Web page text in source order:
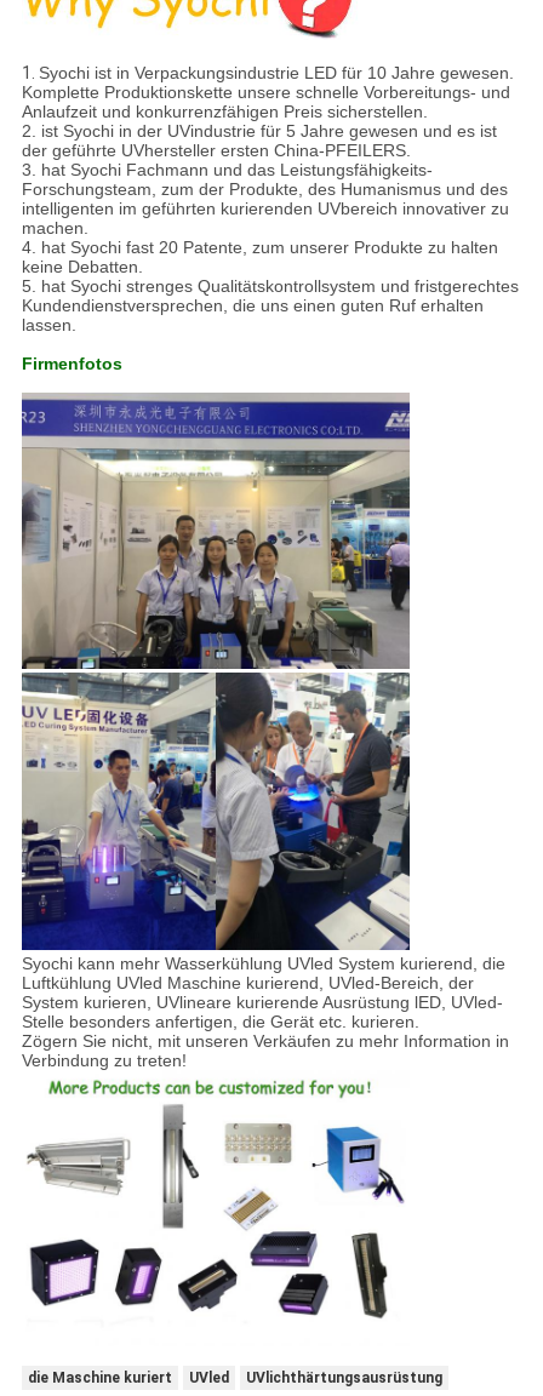
1. Syochi ist in Verpackungsindustrie LED für 10 Jahre gewesen.
Komplette Produktionskette unsere schnelle Vorbereitungs- und
Anlaufzeit und konkurrenzfähigen Preis sicherstellen.
2. ist Syochi in der UVindustrie für 5 Jahre gewesen und es ist
der geführte UVhersteller ersten China-PFEILERS.
3. hat Syochi Fachmann und das Leistungsfähigkeits-
Forschungsteam, zum der Produkte, des Humanismus und des
intelligenten im geführten kurierenden UVbereich innovativer zu
machen.
4. hat Syochi fast 20 Patente, zum unserer Produkte zu halten
keine Debatten.
5. hat Syochi strenges Qualitätskontrollsystem und fristgerechtes
Kundendienstversprechen, die uns einen guten Ruf erhalten
lassen.
Firmenfotos
Syochi kann mehr Wasserkühlung UVled System kurierend, die
Luftkühlung UVled Maschine kurierend, UVled-Bereich, der
System kurieren, UVlineare kurierende Ausrüstung lED, UVled-
Stelle besonders anfertigen, die Gerät etc. kurieren.
Zögern Sie nicht, mit unseren Verkäufen zu mehr Information in
Verbindung zu treten!
die Maschine kuriert UVled UVlichthärtungsausrüstung